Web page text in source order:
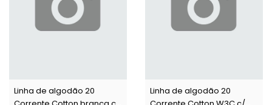
Linha de algodão 20
Linha de algodão 20